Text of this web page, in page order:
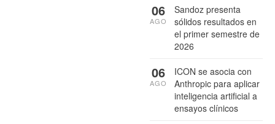
Sandoz presenta
sólidos resultados en
el primer semestre de
2026
06
AGO
ICON se asocia con
Anthropic para aplicar
inteligencia artificial a
ensayos clínicos
06
AGO